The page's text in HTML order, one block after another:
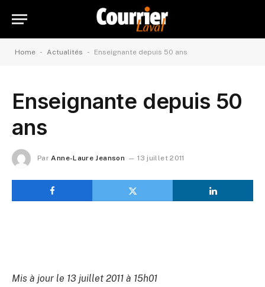
Home - Actualités - Enseignante depuis 50 ans
Enseignante depuis 50
ans
Par Anne-Laure Jeanson 13 juillet 2011
Mis à jour le 13 juillet 2011 à 15h01